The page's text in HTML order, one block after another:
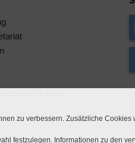
zu verbessern. Zusätzliche
festzulegen. Informationen zu den